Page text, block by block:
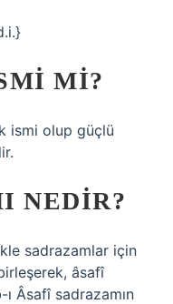
MI?
ismi olup güçlü
NEDIR?
sadrazamlar için
âsafî
ı Âsafî sadrazamın